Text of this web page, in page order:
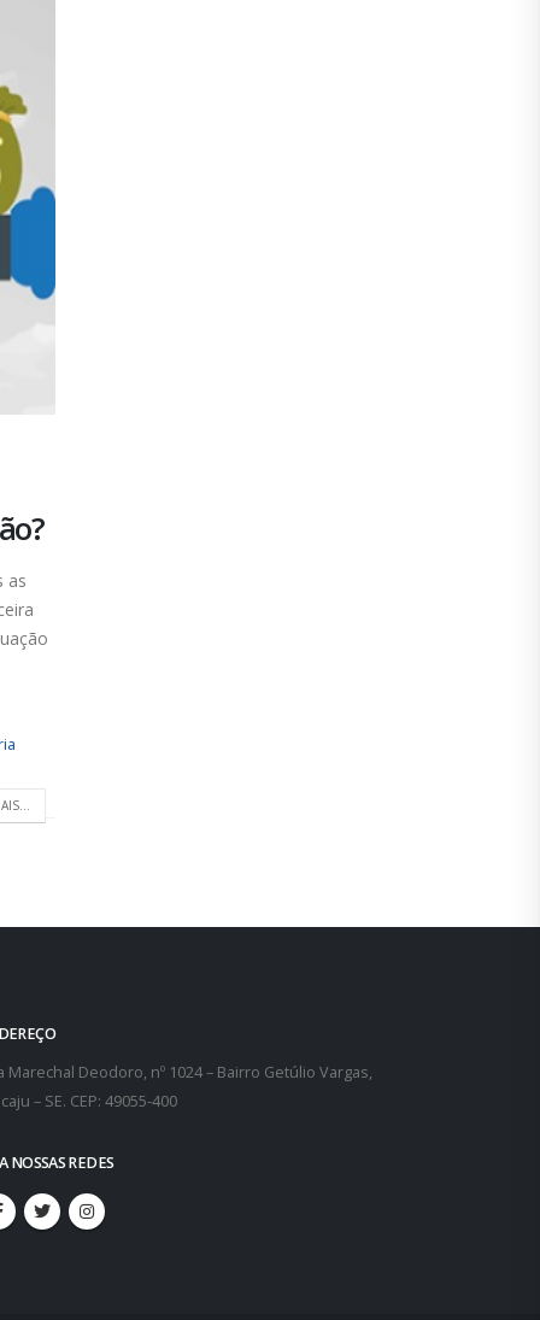
as
Marechal Deodoro, nº 1024 – Bairro Getúlio Vargas,
– SE. CEP: 49055-400
NOSSAS REDES